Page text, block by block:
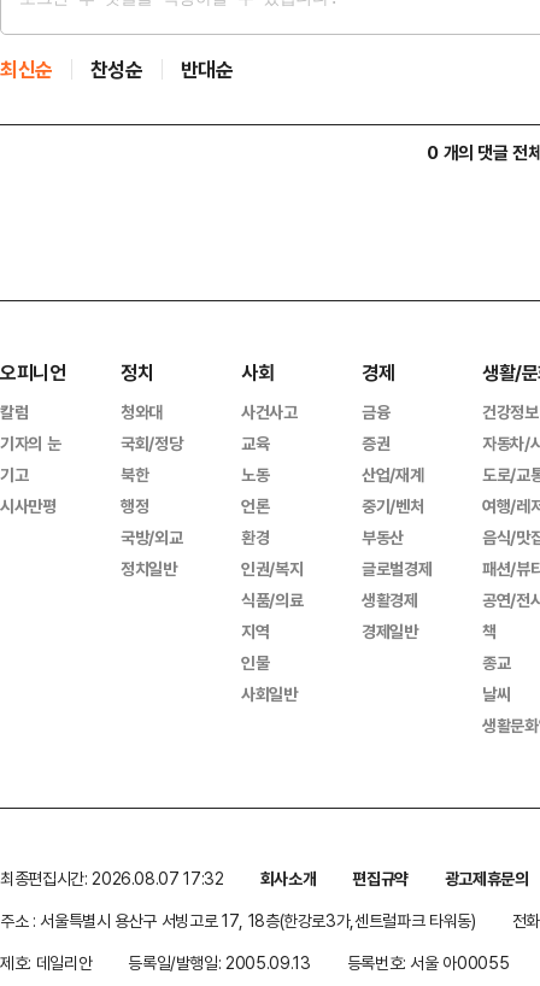
최신순 찬성순 반대순
0 개의 댓글 전
오피니언
칼럼
기자의 눈
기고
시사만평
정치
청와대
국회/정당
북한
행정
국방/외교
정치일반
사회
사건사고
교육
노동
언론
환경
인권/복지
식품/의료
지역
인물
사회일반
경제
금융
증권
산업/재계
중기/벤처
부동산
글로벌경제
생활경제
경제일반
생활/
건강정보
자동차/
도로/교
여행/레
음식/맛
패션/뷰
공연/전
책
종교
날씨
생활문
최종편집시간: 2026.08.07 17:32 회사소개 편집규약
광고제휴문의
주소 : 서울특별시 용산구 서빙고로 17, 18층(한강로3가,센트럴파크 타워동)
전
제호: 데일리안
등록일/발행일: 2005.09.13 등록번호: 서울 아00055